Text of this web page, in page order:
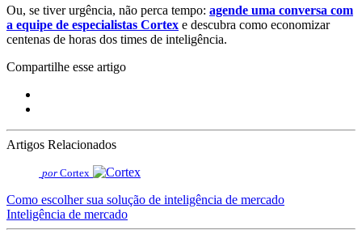
Ou, se tiver urgência, não perca tempo: agende uma conversa com
a equipe de especialistas Cortex e descubra como economizar
centenas de horas dos times de inteligência.
Compartilhe esse artigo
Artigos Relacionados
por Cortex
Como escolher sua solução de inteligência de mercado
Inteligência de mercado